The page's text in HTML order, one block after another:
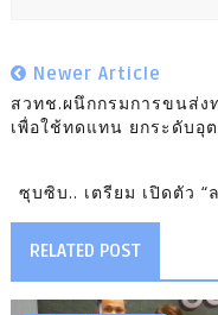
Newer Article
สวทช.ผนึกกรมการขนส่
เพื่อใช้ทดแทน ยกระดับอุ
ซุบซิบ.. เตรียม เปิดตัว “
RELATED POST